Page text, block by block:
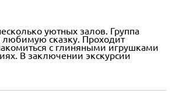
уютных залов. Группа
любимую сказку. Проходит
с глиняными игрушками
В заключении экскурсии